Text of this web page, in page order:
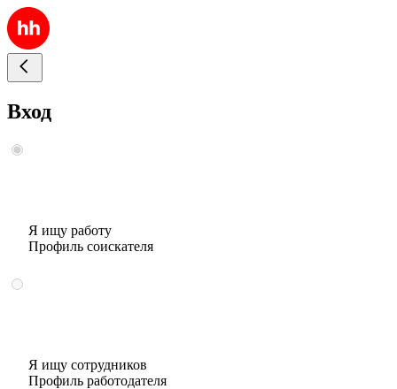
Вход
Я ищу работу
Профиль соискателя
Я ищу сотрудников
Профиль работодателя